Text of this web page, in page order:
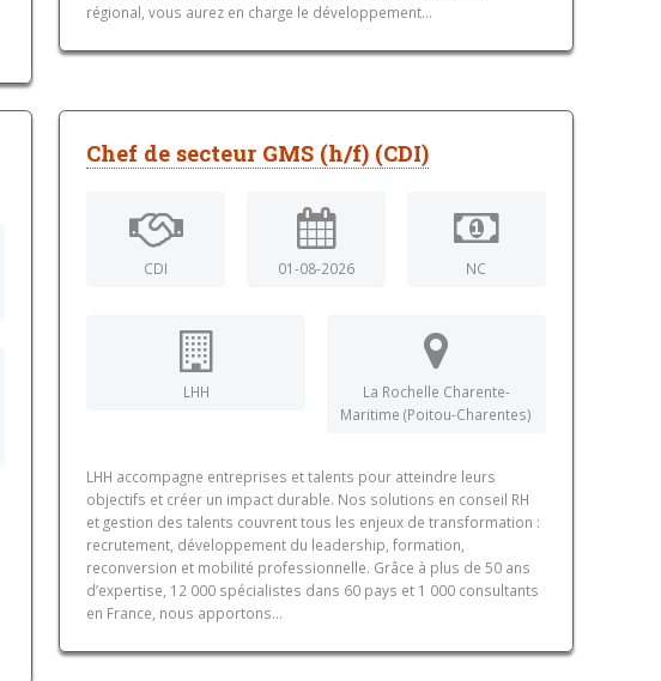
régional, vous aurez en charge le développement...
Chef de secteur GMS (h/f) (CDI)
CDI 01-08-2026 NC
LHH
La Rochelle Charente-
Maritime (Poitou-Charentes)
LHH accompagne entreprises et talents pour atteindre leurs
objectifs et créer un impact durable. Nos solutions en conseil RH
et gestion des talents couvrent tous les enjeux de transformation :
recrutement, développement du leadership, formation,
reconversion et mobilité professionnelle. Grâce à plus de 50 ans
d’expertise, 12 000 spécialistes dans 60 pays et 1 000 consultants
en France, nous apportons...